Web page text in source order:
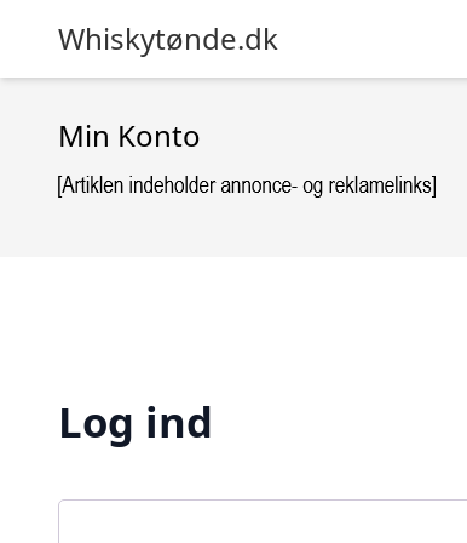
Whiskytønde.dk
Min Konto
Log ind